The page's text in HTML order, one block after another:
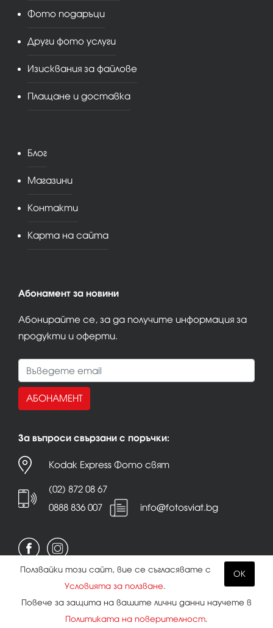
Фото подаръци
Други фото услуги
Изисквания за файлове
Плащане и доставка
Блог
Магазини
Контакти
Карта на сайта
Абонамент за новини
Абонирайте се, за да получите информация за
продукти и оферти.
АБОНАМЕНТ
За въпроси свързани с поръчки:
Kodak Express Фото свят
(02) 872 08 67
0888 836 007
info@fotosviat.bg
|Бисквитки
OK
Ползвайки този сайт, вие се съгласявате с
Условията за ползване.
Повече за защита на вашите лични данни научете в
Политиката на поверителност.